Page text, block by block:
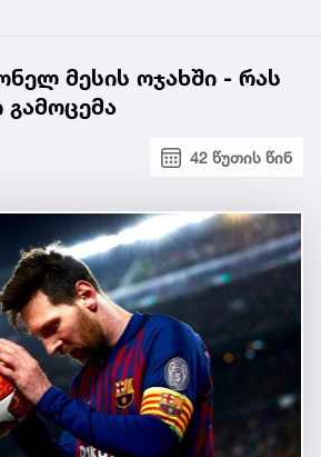
მესის ოჯახში - რას
42 წუთის წინ